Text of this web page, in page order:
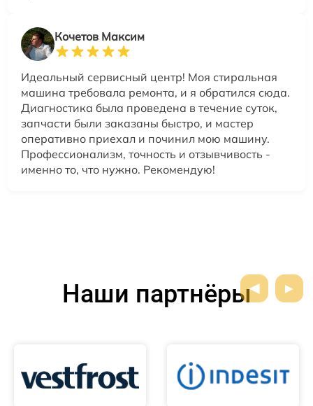
Кочетов Максим
Идеальный сервисный центр! Моя стиральная
машина требовала ремонта, и я обратился сюда.
Диагностика была проведена в течение суток,
запчасти были заказаны быстро, и мастер
оперативно приехал и починил мою машину.
Профессионализм, точность и отзывчивость -
именно то, что нужно. Рекомендую!
Наши партнёры